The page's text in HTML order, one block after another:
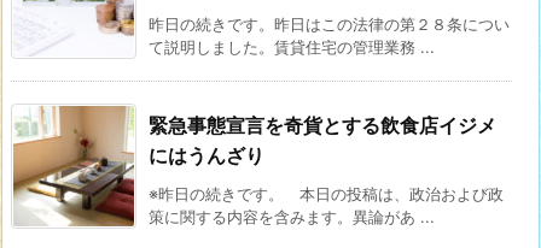
昨日の続きです。昨日はこの法律の第２８条につい
て説明しました。賃貸住宅の管理業務 ...
緊急事態宣言を奇貨とする飲食店イジメ
にはうんざり
※昨日の続きです。 本日の投稿は、政治および政
策に関する内容を含みます。異論があ ...